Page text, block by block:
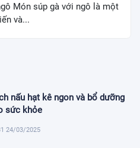
Món súp gà với ngô là một
và...
nấu hạt kê ngon và bổ dưỡng
sức khỏe
24/03/2025